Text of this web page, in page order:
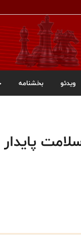
ویدئو بخشنامه
پیشگام سلامت